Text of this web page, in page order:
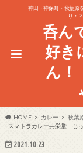
神田・神保町・秋葉原
り・
呑ん
好き
ん！
HOME カレー 秋葉
スマトラカレー共栄堂 じ
2021.10.23